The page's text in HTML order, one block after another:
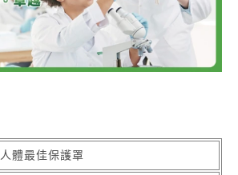
人體最佳保護罩